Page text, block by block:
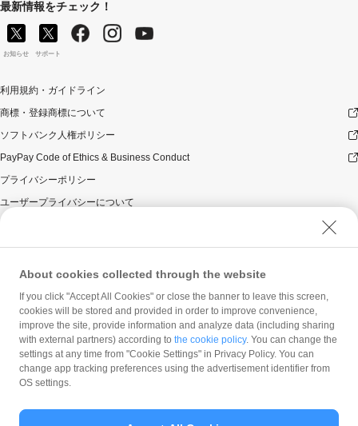
最新情報をチェック！
お知らせ サポート
利用規約・ガイドライン
商標・登録商標について
ソフトバンク人権ポリシー
PayPay Code of Ethics & Business Conduct
プライバシーポリシー
ユーザープライバシーについて
ウェブサイト利用規約
反社会的勢力に対する方針
勧誘方針
マネロン等基本方針
カスタマーハラスメントに関する当社の考え方
About cookies collected through the website
If you click "Accept All Cookies" or close the banner to leave this screen,
cookies will be stored and provided in order to improve convenience,
improve the site, provide information and analyze data (including sharing
with external partners) according to the cookie policy. You can change the
settings at any time from "Cookie Settings" in Privacy Policy. You can
change app tracking preferences using the advertisement identifier from
OS settings.